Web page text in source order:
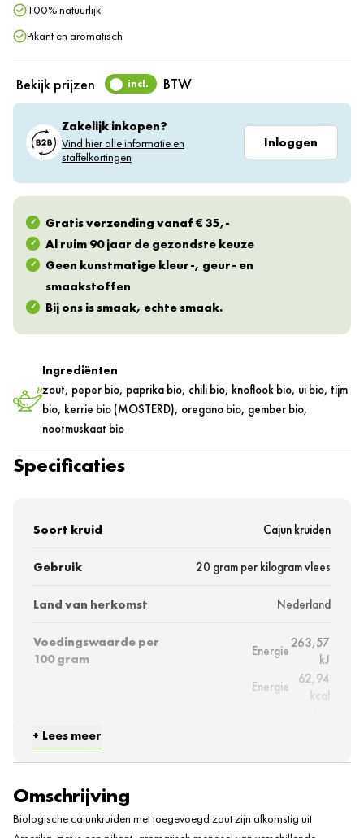
100% natuurlijk
Pikant en aromatisch
Bekijk prijzen incl. BTW
Zakelijk inkopen?
Vind hier alle informatie en
staffelkortingen
Inloggen
Gratis verzending vanaf € 35,-
Al ruim 90 jaar de gezondste keuze
Geen kunstmatige kleur-, geur- en
smaakstoffen
Bij ons is smaak, echte smaak.
Ingrediënten
zout, peper bio, paprika bio, chili bio, knoflook bio, ui bio, tijm
bio, kerrie bio (MOSTERD), oregano bio, gember bio,
nootmuskaat bio
Specificaties
Soort kruid Cajun kruiden
Gebruik 20 gram per kilogram vlees
Land van herkomst Nederland
Voedingswaarde per
100 gram
Energie
263,57
kJ
Energie
62,94
kcal
vetzuren
gram
waarvan suikers
3,9
Lees meer
Omschrijving
Biologische cajunkruiden met toegevoegd zout zijn afkomstig uit